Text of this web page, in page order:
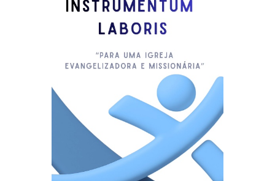
MULTIMÉDIA
SENTIR COM A IGREJA
CONTACTOS